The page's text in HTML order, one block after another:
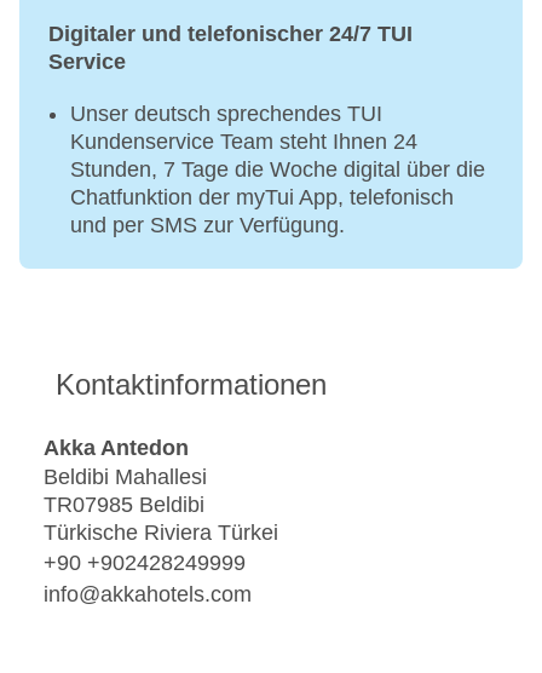
Digitaler und telefonischer 24/7 TUI
Service
Unser deutsch sprechendes TUI
Kundenservice Team steht Ihnen 24
Stunden, 7 Tage die Woche digital über die
Chatfunktion der myTui App, telefonisch
und per SMS zur Verfügung.
Kontaktinformationen
Akka Antedon
Beldibi Mahallesi
TR07985 Beldibi
Türkische Riviera Türkei
+90 +902428249999
info@akkahotels.com